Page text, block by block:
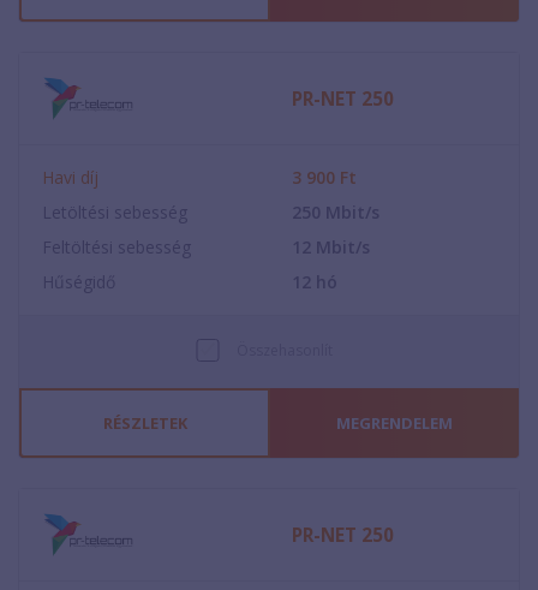
PR-NET 250
Havi díj 3 900 Ft
Letöltési sebesség
250 Mbit/s
Feltöltési sebesség
12 Mbit/s
Hűségidő
12 hó
RÉSZLETEK MEGRENDELEM
PR-NET 250